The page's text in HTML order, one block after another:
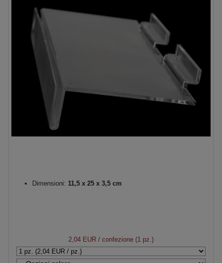
Dimensioni: 11,5 x 25 x 3,5 cm
2,04 EUR / confezione (1 pz.)